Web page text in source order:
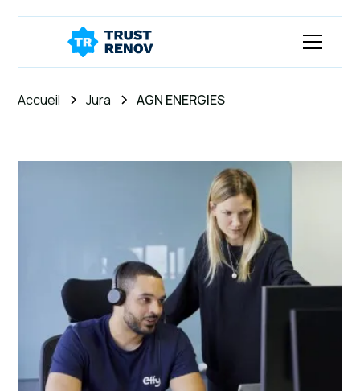
Accueil Jura AGN ENERGIES